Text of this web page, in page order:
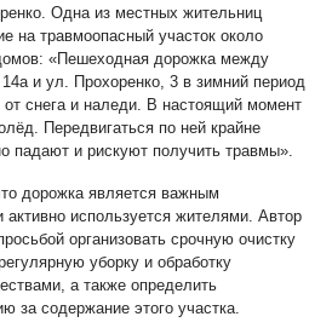
Одна из местных жительниц
на травмоопасный участок около
«Пешеходная дорожка между
и ул. Прохоренко, 3 в зимний период
снега и наледи. В настоящий момент
Передвигаться по ней крайне
падают и рискуют получить травмы».
дорожка является важным
используется жителями. Автор
организовать срочную очистку
уборку и обработку
а также определить
за содержание этого участка.